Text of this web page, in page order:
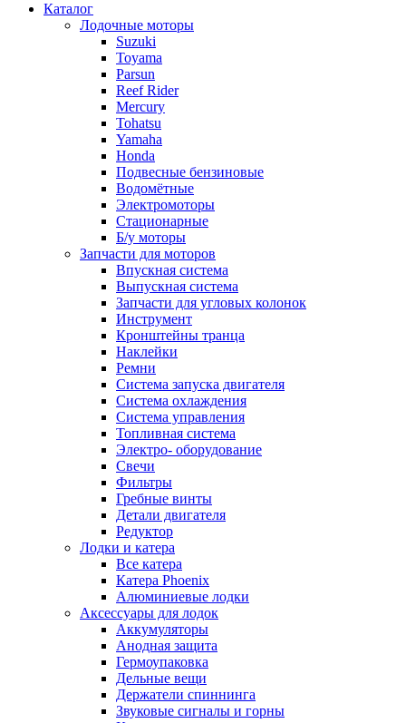
Каталог
Лодочные моторы
Suzuki
Toyama
Parsun
Reef Rider
Mercury
Tohatsu
Yamaha
Honda
Подвесные бензиновые
Водомётные
Электромоторы
Стационарные
Б/у моторы
Запчасти для моторов
Впускная система
Выпускная система
Запчасти для угловых колонок
Инструмент
Кронштейны транца
Наклейки
Ремни
Система запуска двигателя
Система охлаждения
Система управления
Топливная система
Электро- оборудование
Свечи
Фильтры
Гребные винты
Детали двигателя
Редуктор
Лодки и катера
Все катера
Катера Phoenix
Алюминиевые лодки
Аксессуары для лодок
Аккумуляторы
Анодная защита
Гермоупаковка
Дельные вещи
Держатели спиннинга
Звуковые сигналы и горны